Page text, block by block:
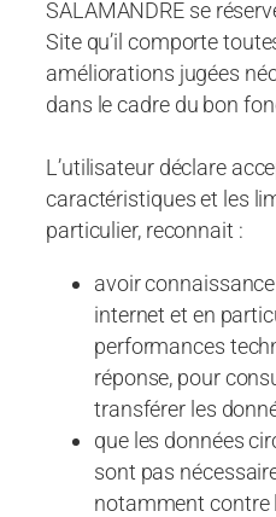
SALAMANDRE se
Site qu’il comporte
améliorations jugées
dans le cadre du bon
L’utilisateur déclare
caractéristiques et les
particulier, reconnait :
avoir
internet et en
performances
réponse, pour
transférer les
que les données
sont pas
notamment contre